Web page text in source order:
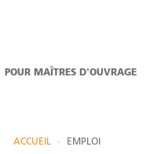
POUR MAÎTRES D'OUVRAGE
ACCUEIL EMPLOI